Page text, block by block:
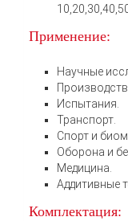
Применение:
Научные
Испытания.
Транспорт.
Спорт и
Оборона и
Медицина.
Аддитивные
Комплектация: